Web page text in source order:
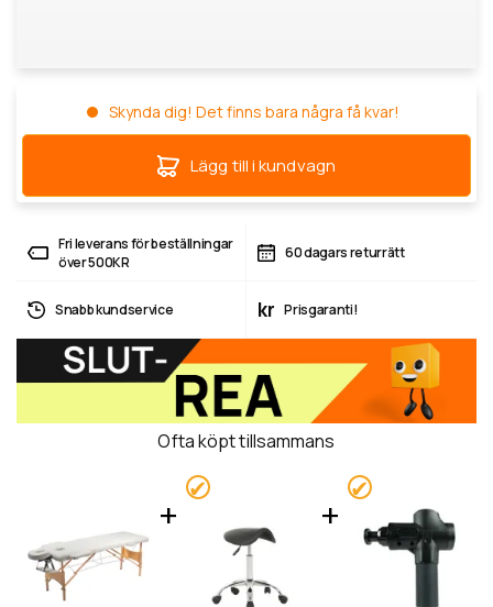
Skynda dig! Det finns bara några få kvar!
Lägg till i kundvagn
Fri leverans för beställningar
över 500KR
60 dagars returrätt
Snabb kundservice kr Prisgaranti!
Ofta köpt tillsammans